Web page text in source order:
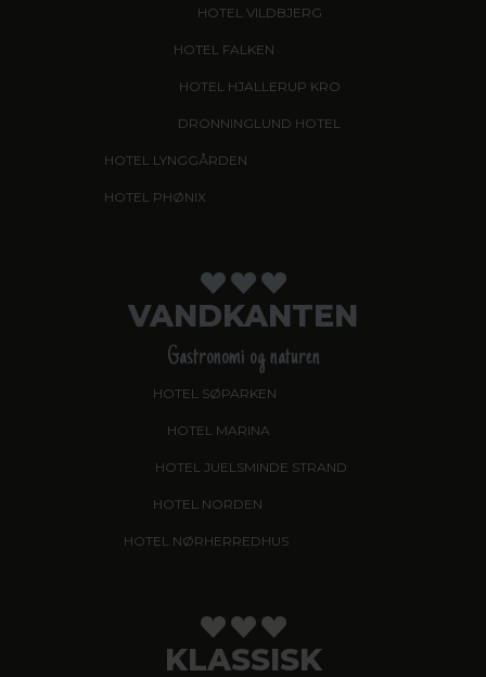
HOTEL VILDBJERG
HOTEL FALKEN
HOTEL HJALLERUP KRO
DRONNINGLUND HOTEL
HOTEL LYNGGÅRDEN
HOTEL PHØNIX
VANDKANTEN
Gastronomi og naturen
HOTEL SØPARKEN
HOTEL MARINA
HOTEL JUELSMINDE STRAND
HOTEL NORDEN
HOTEL NØRHERREDHUS, NORDBORG
KLASSISK